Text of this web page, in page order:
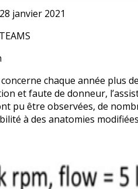
janvier 2021
chaque année plus
et faute de donneur,
pu être observées, de
à des anatomies